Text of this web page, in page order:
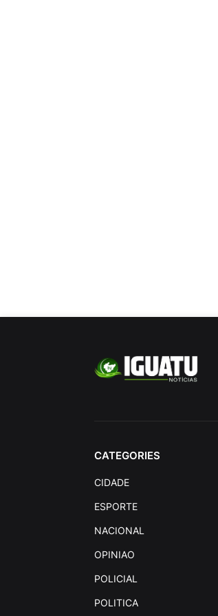
CATEGORIES
CIDADE
ESPORTE
NACIONAL
OPINIAO
POLICIAL
POLITICA